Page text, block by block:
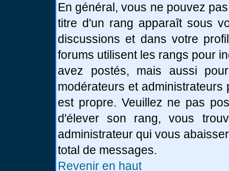
En général, vous ne pouvez
titre d'un rang apparaît sous
discussions et dans votre
forums utilisent les rangs pour
avez postés, mais aussi
modérateurs et
est propre. Veuillez ne pas
d'élever son rang, vous
administrateur qui vous
total de messages.
Revenir en haut